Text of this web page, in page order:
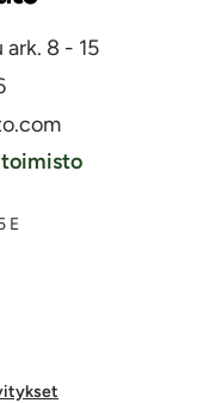
ark. 8 - 15
E